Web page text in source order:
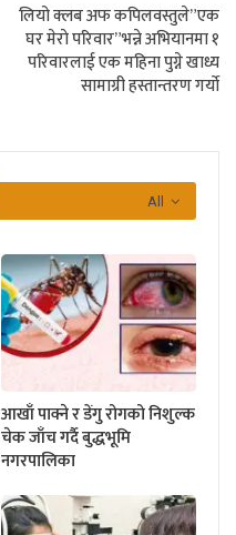
लियो क्लब अफ कपिलवस्तुले”एक
घर मेराे परिवार”भन्ने अभियानमा १
परिवारलाई एक महिना पुग्ने खाध्य
सामाग्री हस्तान्तरण गर्याे
All
आखाँ पाक्ने र डेंगु रोगको निशुल्क
चेक जाँच गर्दै बुद्धभूमि
नगरपालिका